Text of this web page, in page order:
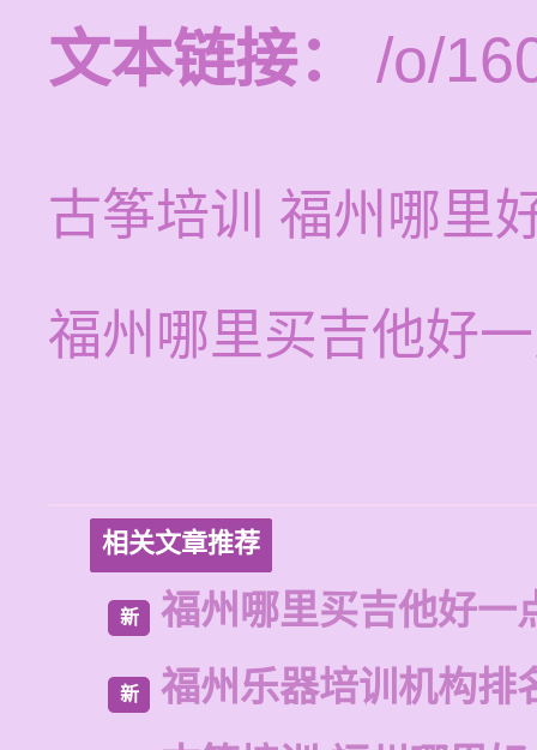
文本链接：
/o/
古筝培训 福州哪里
福州哪里买吉他好
相关文章推荐
新 福州哪里买吉他好一
新
福州乐器培训机构排